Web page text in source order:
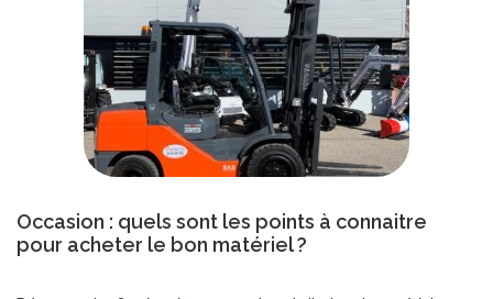
Occasion : quels sont les points à connaitre
pour acheter le bon matériel ?